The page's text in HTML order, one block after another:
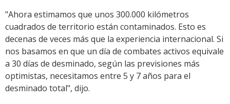
"Ahora estimamos que unos 300.000 kilómetros
cuadrados de territorio están contaminados. Esto es
decenas de veces más que la experiencia internacional. Si
nos basamos en que un día de combates activos equivale
a 30 días de desminado, según las previsiones más
optimistas, necesitamos entre 5 y 7 años para el
desminado total", dijo.